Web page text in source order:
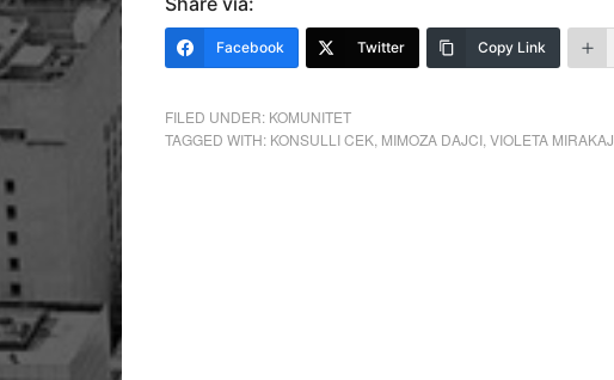
Facebook Twitter Copy Link
FILED UNDER: KOMUNITET
TAGGED WITH: KONSULLI CEK MIMOZA DAJCI VIOLETA MIRAKAJ